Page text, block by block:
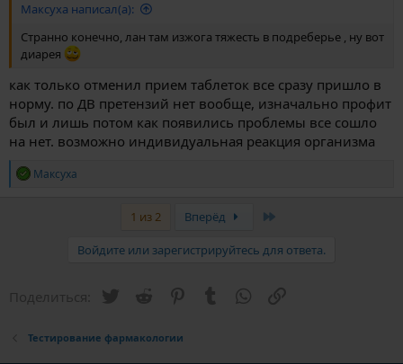
Максуха написал(а):
Странно конечно, лан там изжога тяжесть в подреберье , ну вот
диарея
как только отменил прием таблеток все сразу пришло в
норму. по ДВ претензий нет вообще, изначально профит
был и лишь потом как появились проблемы все сошло
на нет. возможно индивидуальная реакция организма
РМаксуха
1 из 2 Вперёд
Войдите или зарегистрируйтесь для ответа.
Поделиться: Twitter Reddit PinterestTumblr WhatsApp
Тестирование фармакологии